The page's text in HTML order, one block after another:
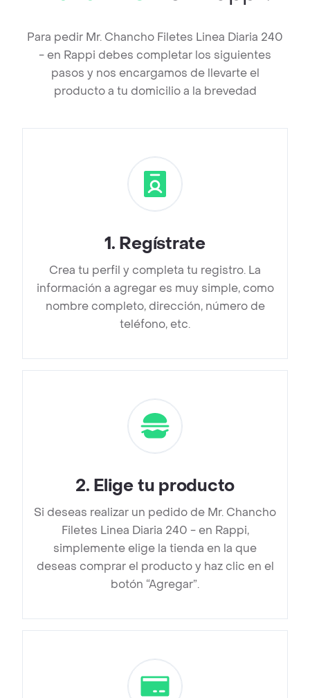
Para pedir Mr. Chancho Filetes Linea Diaria 240
- en Rappi debes completar los siguientes
pasos y nos encargamos de llevarte el
producto a tu domicilio a la brevedad
1. Regístrate
Crea tu perfil y completa tu registro. La
información a agregar es muy simple, como
nombre completo, dirección, número de
teléfono, etc.
2. Elige tu producto
Si deseas realizar un pedido de Mr. Chancho
Filetes Linea Diaria 240 - en Rappi,
simplemente elige la tienda en la que
deseas comprar el producto y haz clic en el
botón “Agregar”.